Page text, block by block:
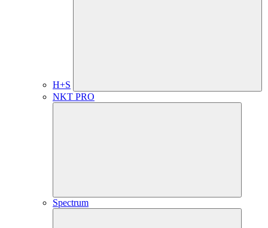
H+S
NKT PRO
Spectrum